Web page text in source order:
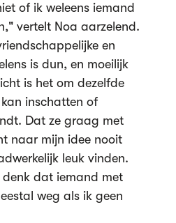
of ik weleens iemand
vertelt Noa aarzelend.
en
is dun, en moeilijk
is het om dezelfde
inschatten of
Dat ze graag met
naar mijn idee nooit
leuk vinden.
denk dat iemand met
weg als ik geen